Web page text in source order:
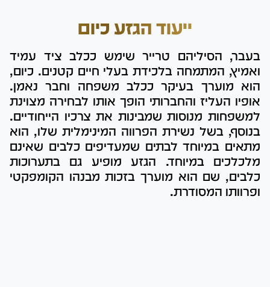
ייעוד הגזע כיום
בעבר, הסיליהם טרייר שימש ככלב ציד עמיד
ואמיץ, המתמחה בלכידת בעלי חיים קטנים. כיום,
הוא מוערך בעיקר ככלב משפחה וחבר נאמן.
אופיו העליז והחברותי הופך אותו לבחירה מצוינת
למשפחות מנוסות שמבינות את צרכיו הייחודיים.
בנוסף, בשל נשירת הפרווה המינימלית שלו, הוא
מתאים במיוחד לבתים שמעדיפים כלבים שאינם
מלכלכים במיוחד. הגזע מופיע גם בתערוכות
כלבים, שם הוא מוערך בזכות מבנהו הקומפקטי
ופרוותו המסודרת.